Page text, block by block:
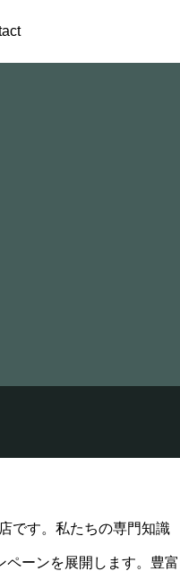
です。私たちの専門知識
ーンを展開します。豊富